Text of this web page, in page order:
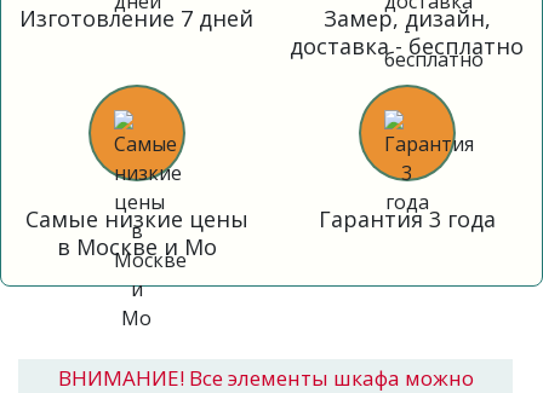
Изготовление 7 дней
Замер, дизайн,
доставка - бесплатно
Самые низкие цены
в Москве и Мо
Гарантия 3 года
ВНИМАНИЕ! Все элементы шкафа можно